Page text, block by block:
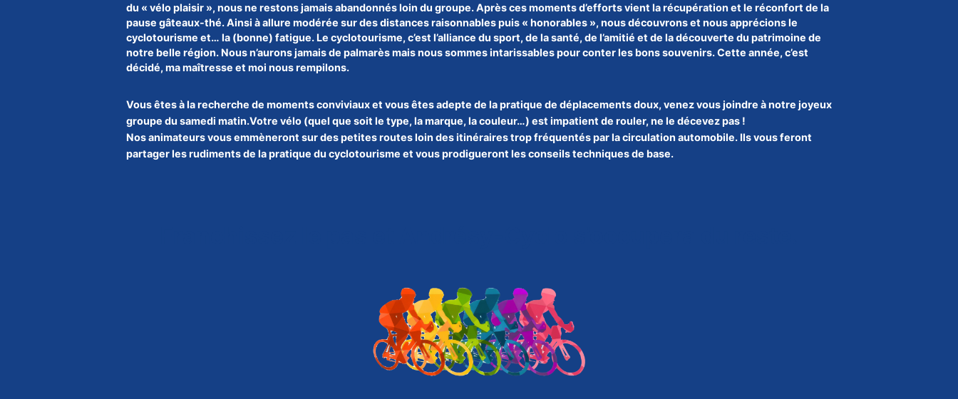
du « vélo plaisir », nous ne restons jamais abandonnés loin du groupe. Après ces moments d’efforts vient la récupération et le réconfort de la
pause gâteaux-thé. Ainsi à allure modérée sur des distances raisonnables puis « honorables », nous découvrons et nous apprécions le
cyclotourisme et… la (bonne) fatigue. Le cyclotourisme, c’est l’alliance du sport, de la santé, de l’amitié et de la découverte du patrimoine de
notre belle région. Nous n’aurons jamais de palmarès mais nous sommes intarissables pour conter les bons souvenirs. Cette année, c’est
décidé, ma maîtresse et moi nous rempilons.
Vous êtes à la recherche de moments conviviaux et vous êtes adepte de la pratique de déplacements doux, venez vous joindre à notre joyeux
groupe du samedi matin.Votre vélo (quel que soit le type, la marque, la couleur…) est impatient de rouler, ne le décevez pas !
Nos animateurs vous emmèneront sur des petites routes loin des itinéraires trop fréquentés par la circulation automobile. Ils vous feront
partager les rudiments de la pratique du cyclotourisme et vous prodigueront les conseils techniques de base.